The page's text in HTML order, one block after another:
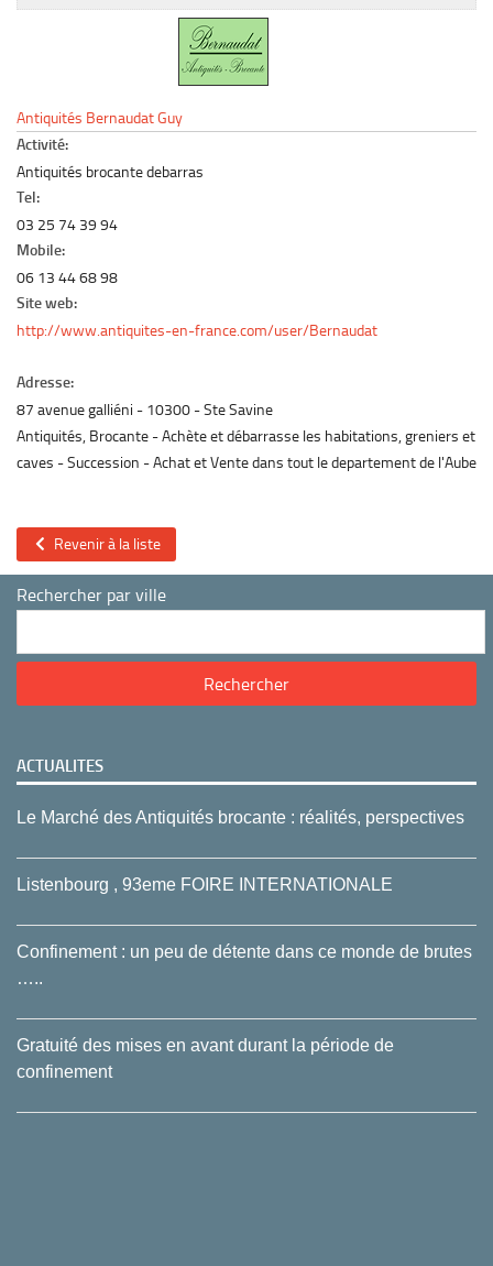
Le marché du mobilier d’occasion
Antiquités Bernaudat Guy
Activité:
Antiquités brocante debarras
Tel:
03 25 74 39 94
Mobile:
06 13 44 68 98
Site web:
http://www.antiquites-en-france.com/user/Bernaudat
Adresse:
87 avenue galliéni 10300
Ste Savine
Antiquités, Brocante - Achète et débarrasse les habitations, greniers et
caves - Succession - Achat et Vente dans tout le departement de l'Aube
Revenir à la liste
Rechercher par ville
ACTUALITES
Le Marché des Antiquités brocante : réalités, perspectives
Listenbourg , 93eme FOIRE INTERNATIONALE
Confinement : un peu de détente dans ce monde de brutes
…..
Gratuité des mises en avant durant la période de
confinement